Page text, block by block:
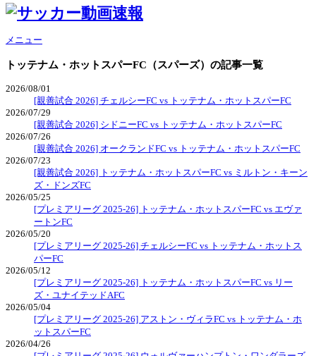
メニュー
トッテナム・ホットスパーFC（スパーズ） の記事一覧
2026/08/01
[親善試合 2026] チェルシーFC vs トッテナム・ホットスパーFC
2026/07/29
[親善試合 2026] シドニーFC vs トッテナム・ホットスパーFC
2026/07/26
[親善試合 2026] オークランドFC vs トッテナム・ホットスパーFC
2026/07/23
[親善試合 2026] トッテナム・ホットスパーFC vs ミルトン・キーン
ズ・ドンズFC
2026/05/25
[プレミアリーグ 2025-26] トッテナム・ホットスパーFC vs エヴァ
ートンFC
2026/05/20
[プレミアリーグ 2025-26] チェルシーFC vs トッテナム・ホットス
パーFC
2026/05/12
[プレミアリーグ 2025-26] トッテナム・ホットスパーFC vs リー
ズ・ユナイテッドAFC
2026/05/04
[プレミアリーグ 2025-26] アストン・ヴィラFC vs トッテナム・ホ
ットスパーFC
2026/04/26